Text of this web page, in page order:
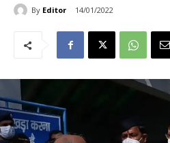
By Editor 14/01/2022